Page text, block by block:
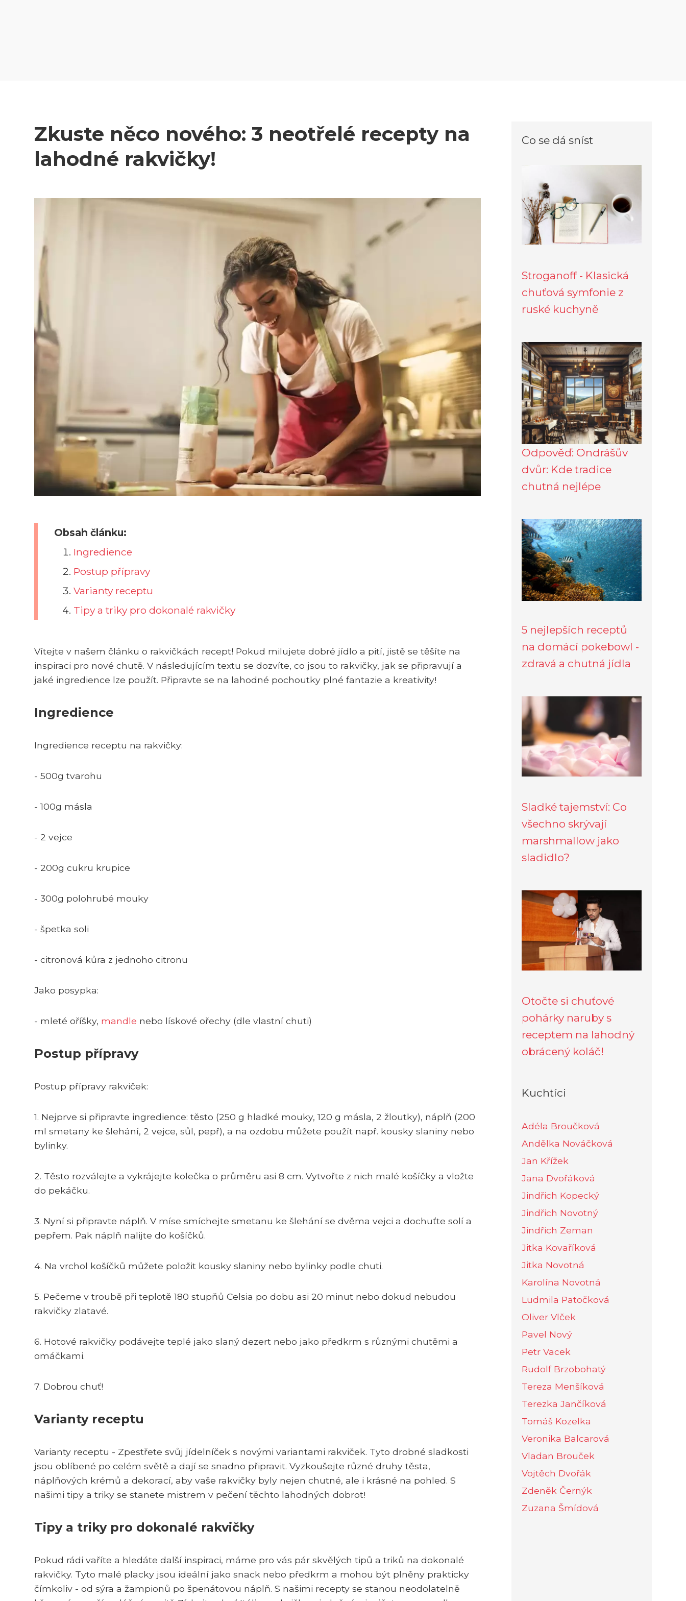
Zkuste něco nového: 3 neotřelé recepty na
lahodné rakvičky!
Obsah článku:
Ingredience
Postup přípravy
Varianty receptu
Tipy a triky pro dokonalé rakvičky
Vítejte v našem článku o rakvičkách recept! Pokud milujete dobré jídlo a pití, jistě se těšíte na
inspiraci pro nové chutě. V následujícím textu se dozvíte, co jsou to rakvičky, jak se připravují a
jaké ingredience lze použít. Připravte se na lahodné pochoutky plné fantazie a kreativity!
Ingredience
Ingredience receptu na rakvičky:
- 500g tvarohu
- 100g másla
- 2 vejce
- 200g cukru krupice
- 300g polohrubé mouky
- špetka soli
- citronová kůra z jednoho citronu
Jako posypka:
- mleté oříšky, mandle nebo lískové ořechy (dle vlastní chuti)
Postup přípravy
Postup přípravy rakviček:
1. Nejprve si připravte ingredience: těsto (250 g hladké mouky, 120 g másla, 2 žloutky), náplň (200
ml smetany ke šlehání, 2 vejce, sůl, pepř), a na ozdobu můžete použít např. kousky slaniny nebo
bylinky.
2. Těsto rozválejte a vykrájejte kolečka o průměru asi 8 cm. Vytvořte z nich malé košíčky a vložte
do pekáčku.
3. Nyní si připravte náplň. V míse smíchejte smetanu ke šlehání se dvěma vejci a dochuťte solí a
pepřem. Pak náplň nalijte do košíčků.
4. Na vrchol košíčků můžete položit kousky slaniny nebo bylinky podle chuti.
5. Pečeme v troubě při teplotě 180 stupňů Celsia po dobu asi 20 minut nebo dokud nebudou
rakvičky zlatavé.
6. Hotové rakvičky podávejte teplé jako slaný dezert nebo jako předkrm s různými chutěmi a
omáčkami.
7. Dobrou chuť!
Varianty receptu
Varianty receptu - Zpestřete svůj jídelníček s novými variantami rakviček. Tyto drobné sladkosti
jsou oblíbené po celém světě a dají se snadno připravit. Vyzkoušejte různé druhy těsta,
náplňových krémů a dekorací, aby vaše rakvičky byly nejen chutné, ale i krásné na pohled. S
našimi tipy a triky se stanete mistrem v pečení těchto lahodných dobrot!
Tipy a triky pro dokonalé rakvičky
Pokud rádi vaříte a hledáte další inspiraci, máme pro vás pár skvělých tipů a triků na dokonalé
rakvičky. Tyto malé placky jsou ideální jako snack nebo předkrm a mohou být plněny prakticky
čímkoliv - od sýra a žampionů po špenátovou náplň. S našimi recepty se stanou neodolatelně
Co se dá sníst
Stroganoff - Klasická
chuťová symfonie z
ruské kuchyně
Odpověď: Ondrášův
dvůr: Kde tradice
chutná nejlépe
5 nejlepších receptů
na domácí pokebowl -
zdravá a chutná jídla
Sladké tajemství: Co
všechno skrývají
marshmallow jako
sladidlo?
Otočte si chuťové
pohárky naruby s
receptem na lahodný
obrácený koláč!
Kuchtíci
Adéla Broučková
Andělka Nováčková
Jan Křížek
Jana Dvořáková
Jindřich Kopecký
Jindřich Novotný
Jindřich Zeman
Jitka Kovaříková
Jitka Novotná
Karolína Novotná
Ludmila Patočková
Oliver Vlček
Pavel Nový
Petr Vacek
Rudolf Brzobohatý
Tereza Menšíková
Terezka Jančíková
Tomáš Kozelka
Veronika Balcarová
Vladan Brouček
Vojtěch Dvořák
Zdeněk Černýk
Zuzana Šmídová